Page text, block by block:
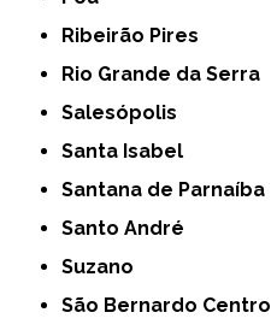
Ribeirão Pires
Rio Grande da Serra
Salesópolis
Santa Isabel
Santana de Parnaíba
Santo André
Suzano
São Bernardo Centro